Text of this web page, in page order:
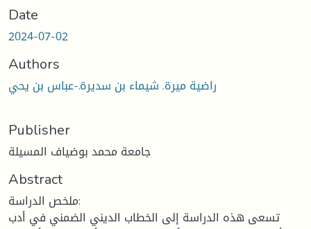
Date
2024-07-02
Authors
راضية ميرة. شيماء بن سديرة.-عباس بن يحي
Publisher
جامعة محمد بوضياف المسيلة
Abstract
ملخص الدراسة:
تسعى هذه الدراسة إلى الخطاب الديني الضمني في أدب